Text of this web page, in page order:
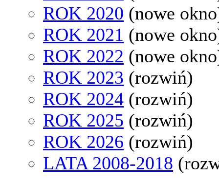
ROK 2020 (nowe
ROK 2021 (nowe
ROK 2022 (nowe
ROK 2023 (rozwiń)
ROK 2024 (rozwiń)
ROK 2025 (rozwiń)
ROK 2026 (rozwiń)
LATA 2008-2018